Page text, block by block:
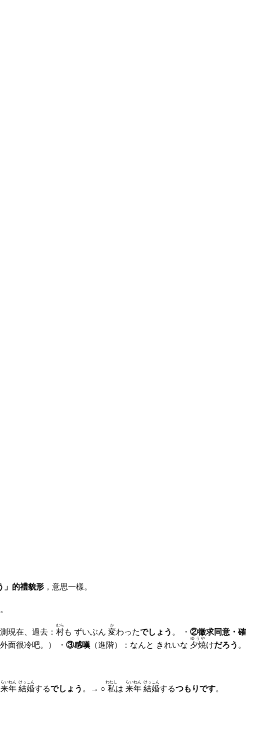
」的禮貌形 ，意思一樣。
。
現在、過去： 村
むら
も ずいぶん 変
か
わったでしょう 。 ・ ②徵求同意・確
面很冷吧。） ・ ③感嘆 （進階）：なんと きれいな 夕焼
ゆうや
けだろう 。
来年
らいねん
結婚
けっこん
するでしょう 。→ ○ 私
わたし
は 来年
らいねん
結婚
けっこん
するつもりです。